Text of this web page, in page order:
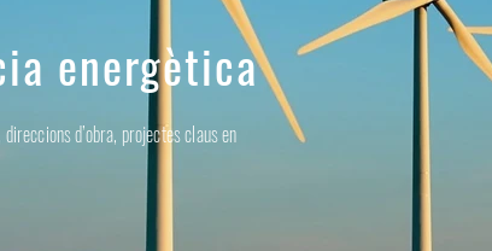
energètica
d’obra, projectes claus en